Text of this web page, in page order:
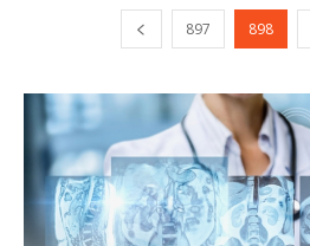
897 898